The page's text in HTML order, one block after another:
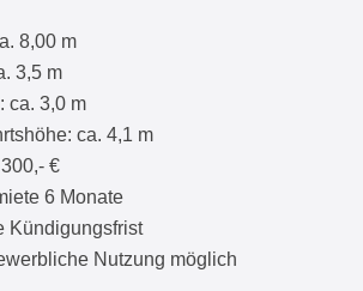
8,00 m
3,5 m
ca. 3,0 m
ca. 4,1 m
€
6 Monate
Kündigungsfrist
Nutzung möglich